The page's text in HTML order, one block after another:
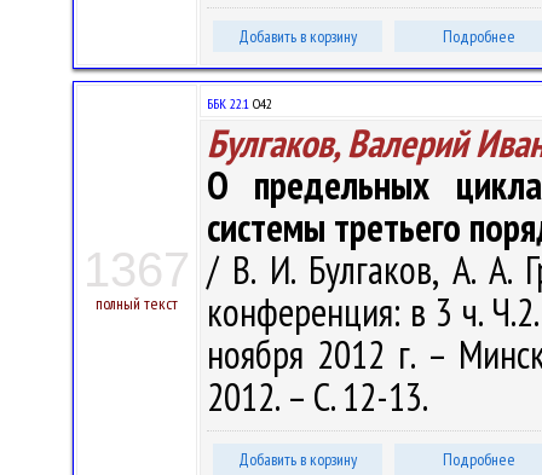
Добавить в корзину Подробнее
1367
полный текст
ББК 22.1 О42
Булгаков, Валерий
О предельных
системы третьего
/ В. И. Булгаков, А. А.
конференция: в 3 ч.
ноября 2012 г. –
2012. – С. 12-13.
Добавить в корзину Подробнее